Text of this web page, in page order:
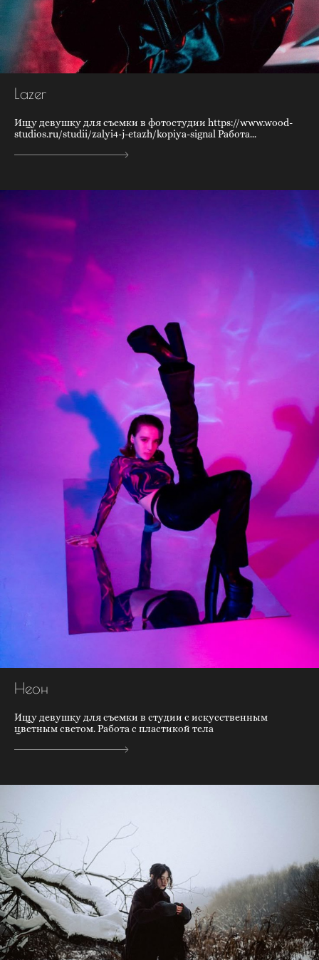
Lazer
Ищу девушку для съемки в фотостудии https://www.wood-
studios.ru/studii/zalyi4-j-etazh/kopiya-signal Работа...
Неон
Ищу девушку для съемки в студии с искусственным
цветным светом. Работа с пластикой тела